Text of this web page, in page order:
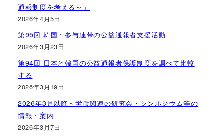
通報制度を考える～」
2026年4月5日
第95回 韓国・参与連帯の公益通報者支援活動
2026年3月23日
第94回 日本と韓国の公益通報者保護制度を調べて比較
する
2026年3月19日
2026年3月以降～労働関連の研究会・シンポジウム等の
情報・案内
2026年3月7日